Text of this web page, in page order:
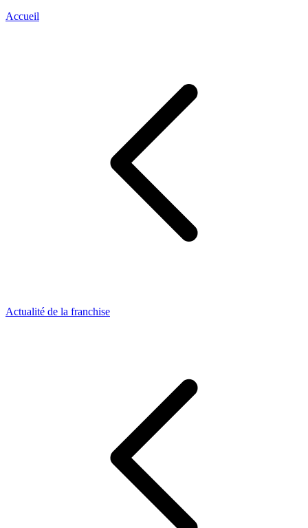
Accueil
Actualité de la franchise